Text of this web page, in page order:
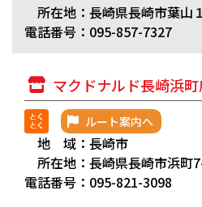
所在地：長崎県長崎市葉山
電話番号：095-857-7327
マクドナルド長崎浜
ルート案内へ
地 域：長崎市
所在地：長崎県長崎市浜町
電話番号：095-821-3098